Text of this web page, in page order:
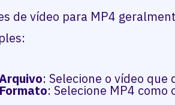
de vídeo para MP4
: Selecione o vídeo que
: Selecione MP4 como